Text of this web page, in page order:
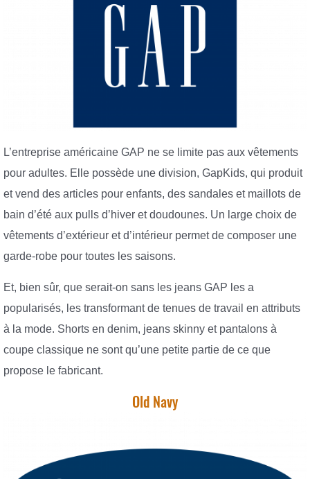
L’entreprise américaine GAP ne se limite pas aux vêtements
pour adultes. Elle possède une division, GapKids, qui produit
et vend des articles pour enfants, des sandales et maillots de
bain d’été aux pulls d’hiver et doudounes. Un large choix de
vêtements d’extérieur et d’intérieur permet de composer une
garde-robe pour toutes les saisons.
Et, bien sûr, que serait-on sans les jeans GAP les a
popularisés, les transformant de tenues de travail en attributs
à la mode. Shorts en denim, jeans skinny et pantalons à
coupe classique ne sont qu’une petite partie de ce que
propose le fabricant.
Old Navy